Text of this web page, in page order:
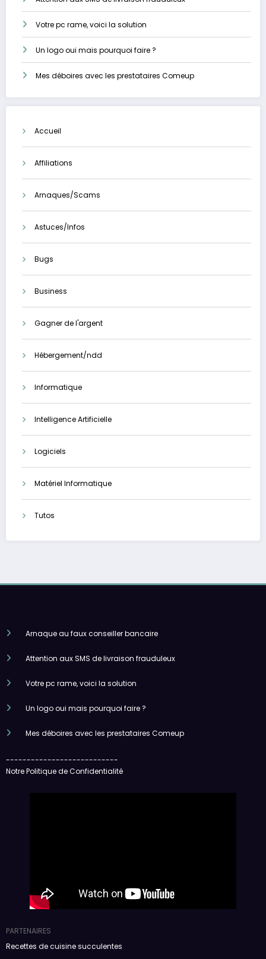
Votre pc rame, voici la solution
Un logo oui mais pourquoi faire ?
Mes déboires avec les prestataires Comeup
Accueil
Affiliations
Arnaques/Scams
Astuces/Infos
Bugs
Business
Gagner de l'argent
Hébergement/ndd
Informatique
Intelligence Artificielle
Logiciels
Matériel Informatique
Tutos
Arnaque au faux conseiller bancaire
Attention aux SMS de livraison frauduleux
Votre pc rame, voici la solution
Un logo oui mais pourquoi faire ?
Mes déboires avec les prestataires Comeup
---------------------------
Notre Politique de Confidentialité
PARTENAIRES
Recettes de cuisine succulentes